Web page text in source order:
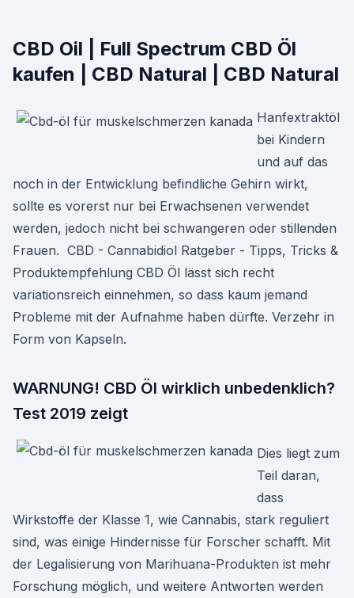
CBD Oil | Full Spectrum CBD Öl
kaufen | CBD Natural | CBD Natural
Hanfextraktöl
bei Kindern
und auf das
noch in der Entwicklung befindliche Gehirn wirkt,
sollte es vorerst nur bei Erwachsenen verwendet
werden, jedoch nicht bei schwangeren oder stillenden
Frauen. ️ CBD - Cannabidiol Ratgeber - Tipps, Tricks &
Produktempfehlung CBD Öl lässt sich recht
variationsreich einnehmen, so dass kaum jemand
Probleme mit der Aufnahme haben dürfte. Verzehr in
Form von Kapseln.
WARNUNG! CBD Öl wirklich unbedenklich?
Test 2019 zeigt
Dies liegt zum
Teil daran,
dass
Wirkstoffe der Klasse 1, wie Cannabis, stark reguliert
sind, was einige Hindernisse für Forscher schafft. Mit
der Legalisierung von Marihuana-Produkten ist mehr
Forschung möglich, und weitere Antworten werden